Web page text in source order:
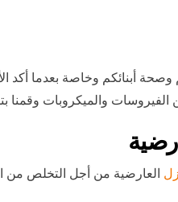
أبنائكم وخاصة بعدما أكد
الفيروسات والميكروبات
العارضية من أجل التخلص من